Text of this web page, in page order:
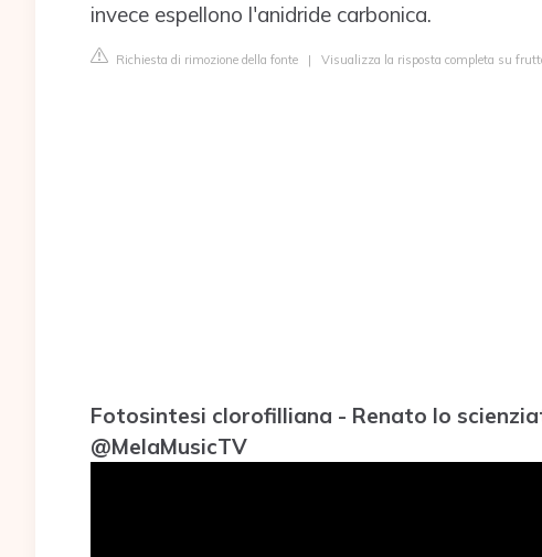
invece espellono l'anidride carbonica.
Richiesta di rimozione della fonte | Visualizza la risposta completa su
Fotosintesi clorofilliana - Renato lo
@MelaMusicTV ​